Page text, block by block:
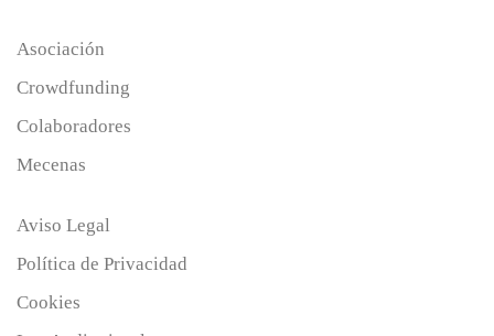
Asociación
Crowdfunding
Colaboradores
Mecenas
Aviso Legal
Política de Privacidad
Cookies